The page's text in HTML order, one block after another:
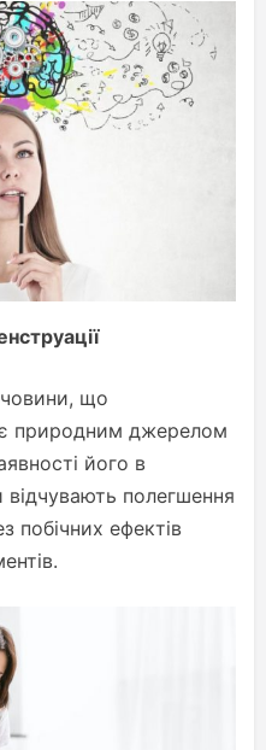
що
є природним джерелом
його в
відчувають полегшення
побічних ефектів